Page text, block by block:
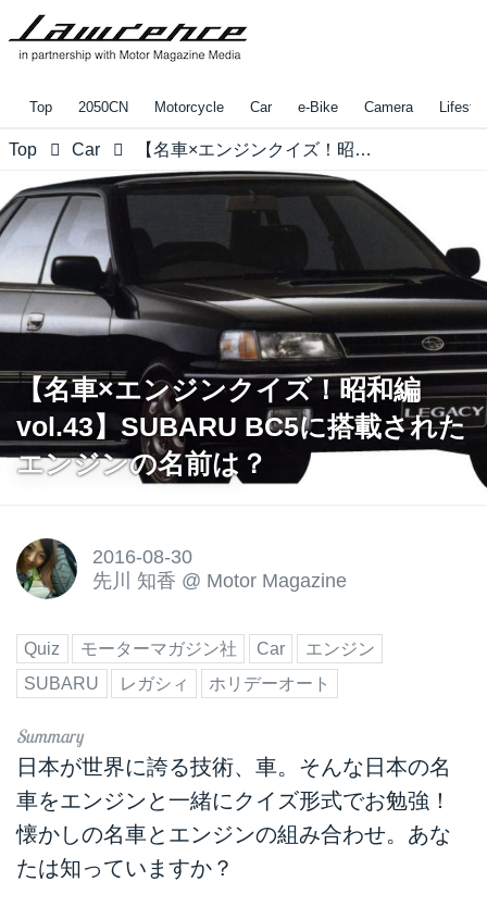
Top 2050CN Motorcycle Car e-Bike Camera
Top Car 【名車×エンジンクイズ！昭和編 vol.43】SUBARU BC5に搭載されたエンジンの名前は？
【名車×エンジンクイズ！昭和編
vol.43】SUBARU BC5に搭載された
エンジンの名前は？
2016-08-30
先川 知香 @ Motor Magazine
Quiz モーターマガジン社 Car
エンジン
SUBARU
レガシィ ホリデーオート
日本が世界に誇る技術、車。そんな日本の名
車をエンジンと一緒にクイズ形式でお勉強！
懐かしの名車とエンジンの組み合わせ。あな
たは知っていますか？